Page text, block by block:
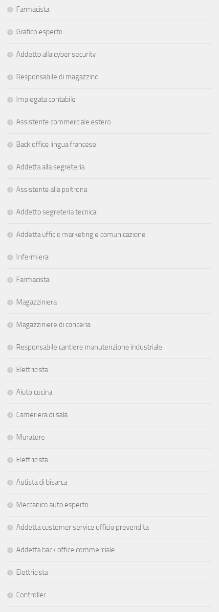
Farmacista
Grafico esperto
Addetto alla cyber security
Responsabile di magazzino
Impiegata contabile
Assistente commerciale estero
Back office lingua francese
Addetta alla segreteria
Assistente alla poltrona
Addetto segreteria tecnica
Addetta ufficio marketing e comunicazione
Infermiera
Farmacista
Magazziniera
Magazziniere di conceria
Responsabile cantiere manutenzione industriale
Elettricista
Aiuto cucina
Cameriera di sala
Muratore
Elettricista
Autista di bisarca
Meccanico auto esperto
Addetta customer service ufficio prevendita
Addetta back office commerciale
Elettricista
Controller